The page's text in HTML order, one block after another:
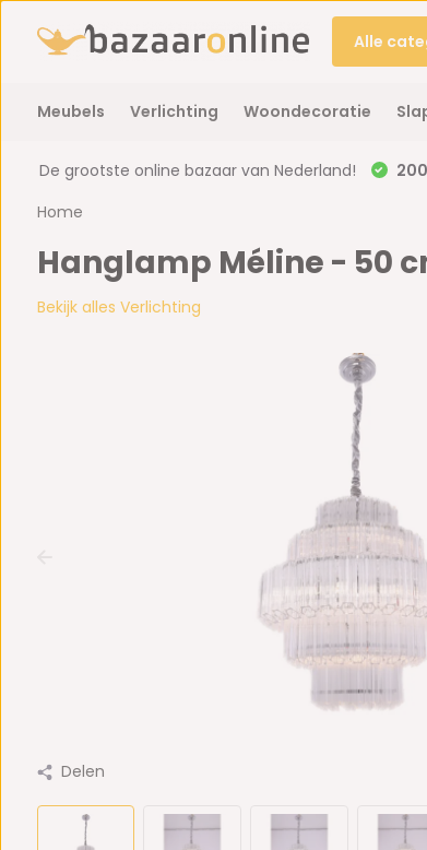
Alle
Meubels Verlichting Woondecoratie
De grootste online bazaar van Nederland!
Home
Hanglamp Méline - 50
Bekijk alles Verlichting
Delen